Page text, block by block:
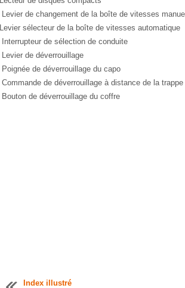
Levier de changement de la boîte de vitesses
Levier sélecteur de la boîte de vitesses automatique
Interrupteur de sélection de conduite
Levier de déverrouillage
Poignée de déverrouillage du capo
Commande de déverrouillage à distance de la
Bouton de déverrouillage du coffre
Index illustré